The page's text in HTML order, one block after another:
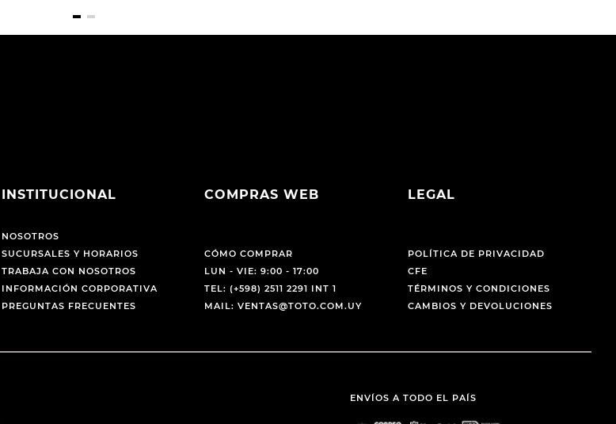
INSTITUCIONAL
NOSOTROS
SUCURSALES Y HORARIOS
TRABAJA CON NOSOTROS
INFORMACIÓN CORPORATIVA
PREGUNTAS FRECUENTES
COMPRAS WEB
CÓMO COMPRAR
LUN - VIE: 9:00 - 17:00
TEL: (+598) 2511 2291 INT 1
MAIL: VENTAS@TOTO.COM.UY
LEGAL
POLÍTICA DE PRIVACIDAD
CFE
TÉRMINOS Y CONDICIONES
CAMBIOS Y DEVOLUCIONES
ENVÍOS A TODO EL PAÍS